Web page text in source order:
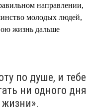
направлении,
молодых людей,
жизнь дальше
по душе, и тебе
ни одного дня
жизни».